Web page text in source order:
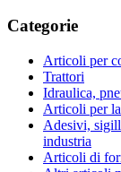
Categorie
Articoli per
Trattori
Idraulica,
Articoli per
Adesivi,
industria
Articoli di